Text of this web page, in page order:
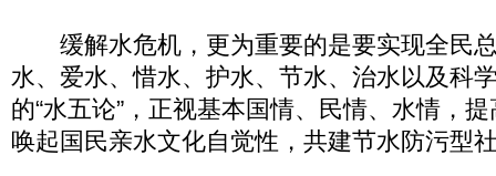
缓解水危机，更为重要的是要实现全民
水、爱水、惜水、护水、节水、治水以及科
的“水五论”，正视基本国情、民情、水情，
唤起国民亲水文化自觉性，共建节水防污型